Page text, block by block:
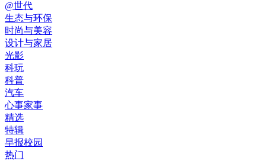
@世代
生态与环保
时尚与美容
设计与家居
光影
科玩
科普
汽车
心事家事
精选
特辑
早报校园
热门